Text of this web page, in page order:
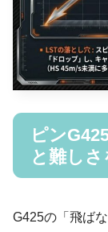
ピン
と難し
G425の「飛ば